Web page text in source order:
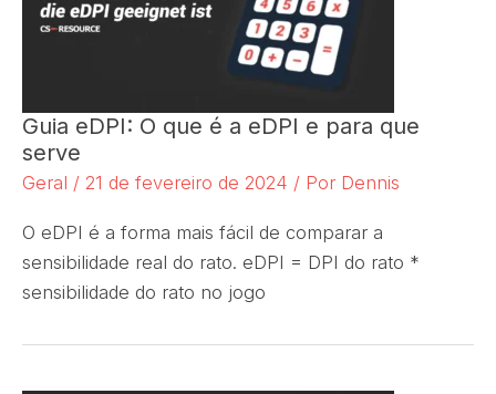
Guia eDPI: O que é a eDPI e para que
serve
Geral / 21 de fevereiro de 2024 / Por Dennis
O eDPI é a forma mais fácil de comparar a
sensibilidade real do rato. eDPI = DPI do rato *
sensibilidade do rato no jogo